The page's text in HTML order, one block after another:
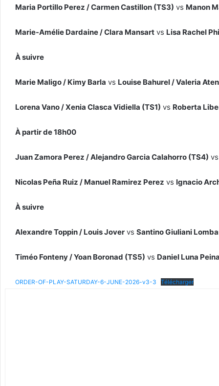
Maria Portillo Perez / Carmen Castillon (TS3) vs Manon
Marie-Amélie Dardaine / Clara Mansart vs Lisa Rachel
À suivre
Marie Maligo / Kimy Barla vs Louise Bahurel / Valeria
Lorena Vano / Xenia Clasca Vidiella (TS1) vs Roberta
À partir de 18h00
Juan Zamora Perez / Alejandro Garcia Calahorro (TS4)
Nicolas Peña Ruiz / Manuel Ramirez Perez vs Ignacio
À suivre
Alexandre Toppin / Louis Jover vs Santino Giuliani
Timéo Fonteny / Yoan Boronad (TS5) vs Daniel Luna
ORDER-OF-PLAY-SATURDAY-6-JUNE-2026-v3-3 Télécharger